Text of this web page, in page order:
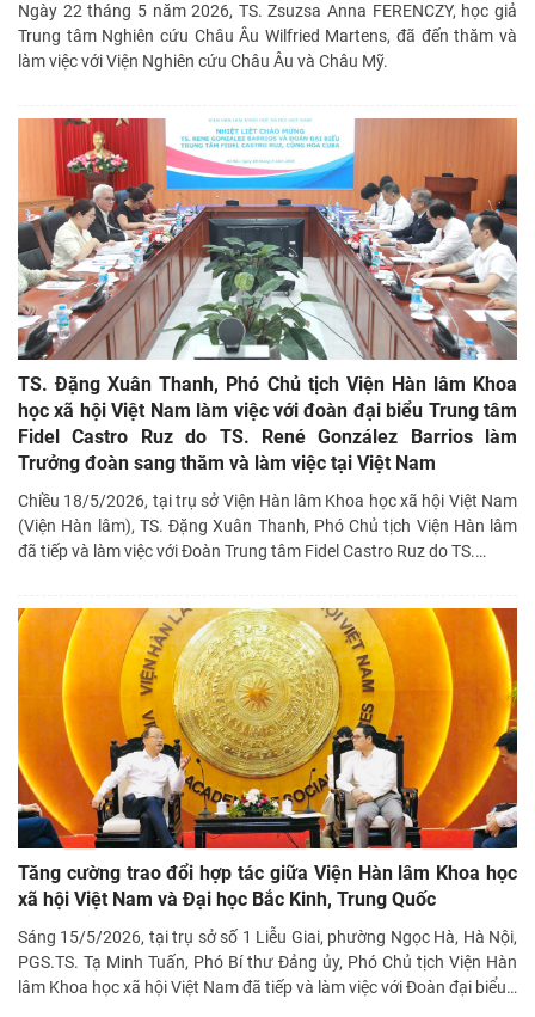
Ngày 22 tháng 5 năm 2026, TS. Zsuzsa Anna FERENCZY, học giả
Trung tâm Nghiên cứu Châu Âu Wilfried Martens, đã đến thăm và
làm việc với Viện Nghiên cứu Châu Âu và Châu Mỹ.
TS. Đặng Xuân Thanh, Phó Chủ tịch Viện Hàn lâm Khoa
học xã hội Việt Nam làm việc với đoàn đại biểu Trung tâm
Fidel Castro Ruz do TS. René González Barrios làm
Trưởng đoàn sang thăm và làm việc tại Việt Nam
Chiều 18/5/2026, tại trụ sở Viện Hàn lâm Khoa học xã hội Việt Nam
(Viện Hàn lâm), TS. Đặng Xuân Thanh, Phó Chủ tịch Viện Hàn lâm
đã tiếp và làm việc với Đoàn Trung tâm Fidel Castro Ruz do TS.…
Tăng cường trao đổi hợp tác giữa Viện Hàn lâm Khoa học
xã hội Việt Nam và Đại học Bắc Kinh, Trung Quốc
Sáng 15/5/2026, tại trụ sở số 1 Liễu Giai, phường Ngọc Hà, Hà Nội,
PGS.TS. Tạ Minh Tuấn, Phó Bí thư Đảng ủy, Phó Chủ tịch Viện Hàn
lâm Khoa học xã hội Việt Nam đã tiếp và làm việc với Đoàn đại biểu…